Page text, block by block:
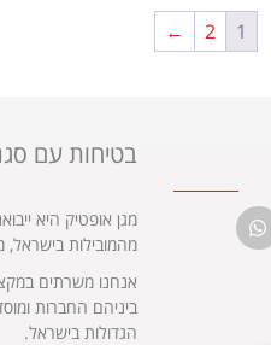
1
2
←
בטיחות עם
מגן אופטיק היא
מהמובילות בישראל, מאז
אנחנו משרתים
ביניהם החברות
הגדולות בישראל.